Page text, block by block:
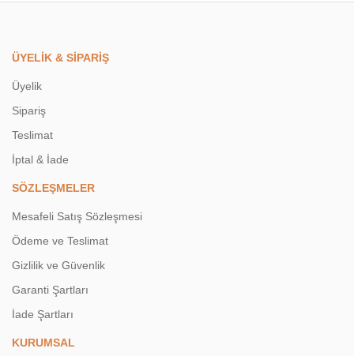
ÜYELİK & SİPARİŞ
Üyelik
Sipariş
Teslimat
İptal & İade
SÖZLEŞMELER
Mesafeli Satış Sözleşmesi
Ödeme ve Teslimat
Gizlilik ve Güvenlik
Garanti Şartları
İade Şartları
KURUMSAL